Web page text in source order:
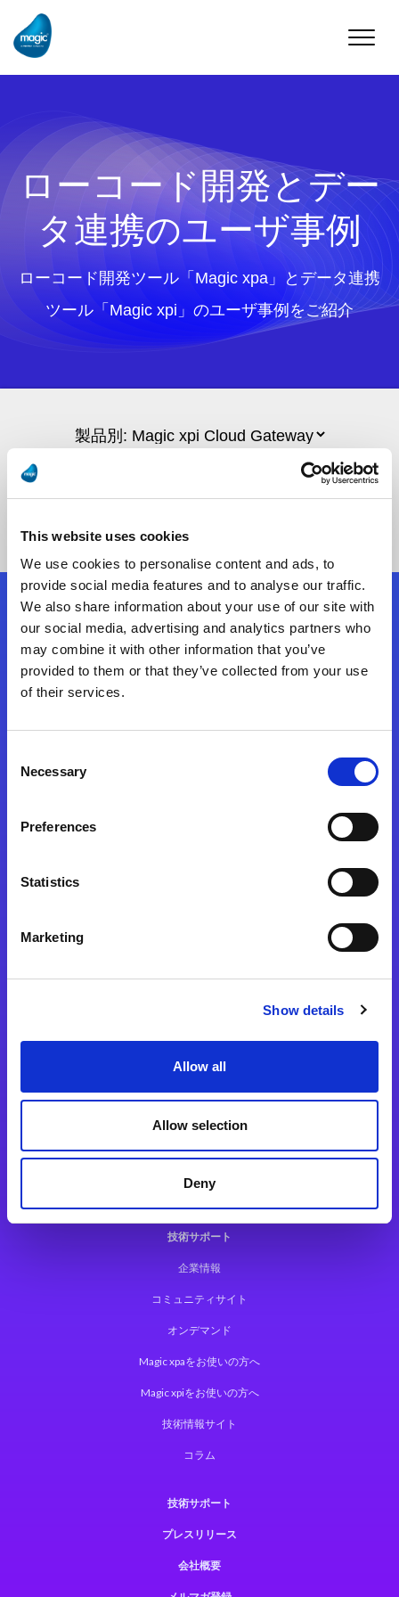
This website uses cookies
We use cookies to personalise content and ads, to
provide social media features and to analyse our traffic.
We also share information about your use of our site with
our social media, advertising and analytics partners who
may combine it with other information that you’ve
provided to them or that they’ve collected from your use
of their services.
Selection
Necessary
Preferences
Statistics
Marketing
Show details
Allow all
Allow selection
Deny
Toggle
ローコード開発とデー
タ連携のユーザ事例
ローコード開発ツール「Magic xpa」とデータ連携
ツール「Magic xpi」のユーザ事例をご紹介
お問合せ
フォローする
Magic xpa関連ソフトウェア
Magic xpi
Magic xpi製品詳細
Magic xpi購入後手続きのご案内
Magic xpi Cloud Gateway
技術サポート
企業情報
コミュニティサイト
オンデマンド
Magic xpaをお使いの方へ
Magic xpiをお使いの方へ
技術情報サイト
コラム
技術サポート
プレスリリース
会社概要